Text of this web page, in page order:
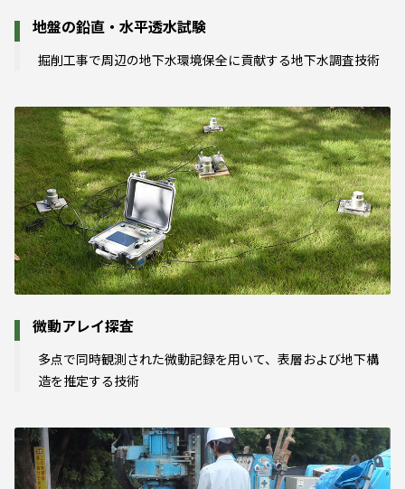
地盤の鉛直・水平透水試験
掘削工事で周辺の地下水環境保全に貢献する地下水調査技術
微動アレイ探査
多点で同時観測された微動記録を用いて、表層および地下構
造を推定する技術